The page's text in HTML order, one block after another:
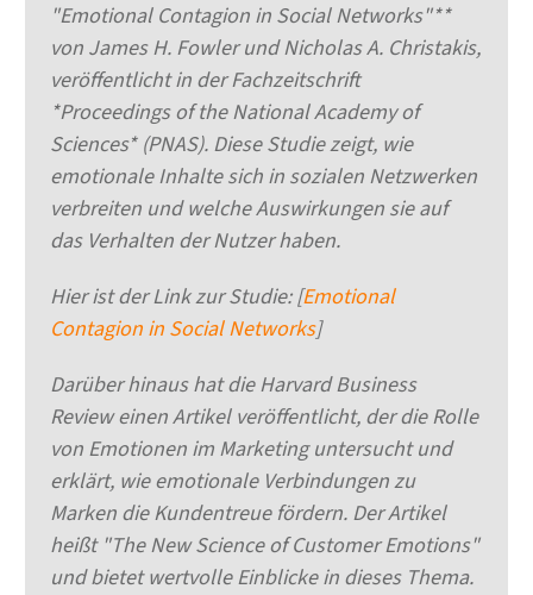
"Emotional Contagion in Social Networks"**
von James H. Fowler und Nicholas A. Christakis,
veröffentlicht in der Fachzeitschrift
*Proceedings of the National Academy of
Sciences* (PNAS). Diese Studie zeigt, wie
emotionale Inhalte sich in sozialen Netzwerken
verbreiten und welche Auswirkungen sie auf
das Verhalten der Nutzer haben.
Hier ist der Link zur Studie: [Emotional
Contagion in Social Networks]
Darüber hinaus hat die Harvard Business
Review einen Artikel veröffentlicht, der die Rolle
von Emotionen im Marketing untersucht und
erklärt, wie emotionale Verbindungen zu
Marken die Kundentreue fördern. Der Artikel
heißt "The New Science of Customer Emotions"
und bietet wertvolle Einblicke in dieses Thema.